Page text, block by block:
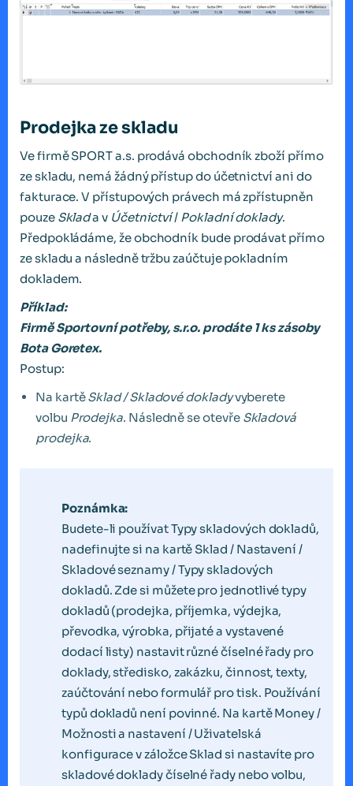
Prodejka ze skladu
Ve firmě SPORT a.s. prodává obchodník zboží přímo
ze skladu, nemá žádný přístup do účetnictví ani do
fakturace. V přístupových právech má zpřístupněn
pouze Sklada v Účetnictví/ Pokladnídoklady.
Předpokládáme, že obchodník bude prodávat přímo
ze skladu a následně tržbu zaúčtuje pokladním
dokladem.
Příklad:
Firmě Sportovní potřeby, s.r.o. prodáte 1 ks zásoby
Bota Goretex.
Postup:
Na kartěSklad / Skladové dokladyvyberete
volbu Prodejka. Následně se otevře Skladová
prodejka.
Poznámka:
Budete-li používat Typy skladových dokladů,
nadefinujte si na kartě Sklad / Nastavení /
Skladové seznamy / Typy skladových
dokladů. Zde si můžete pro jednotlivé typy
dokladů (prodejka, příjemka, výdejka,
převodka, výrobka, přijaté a vystavené
dodací listy) nastavit různé číselné řady pro
doklady, středisko, zakázku, činnost, texty,
zaúčtování nebo formulář pro tisk. Používání
typů dokladů není povinné. Na kartě Money /
Možnosti a nastavení / Uživatelská
konfigurace v záložce Sklad si nastavíte pro
skladové doklady číselné řady nebo volbu,